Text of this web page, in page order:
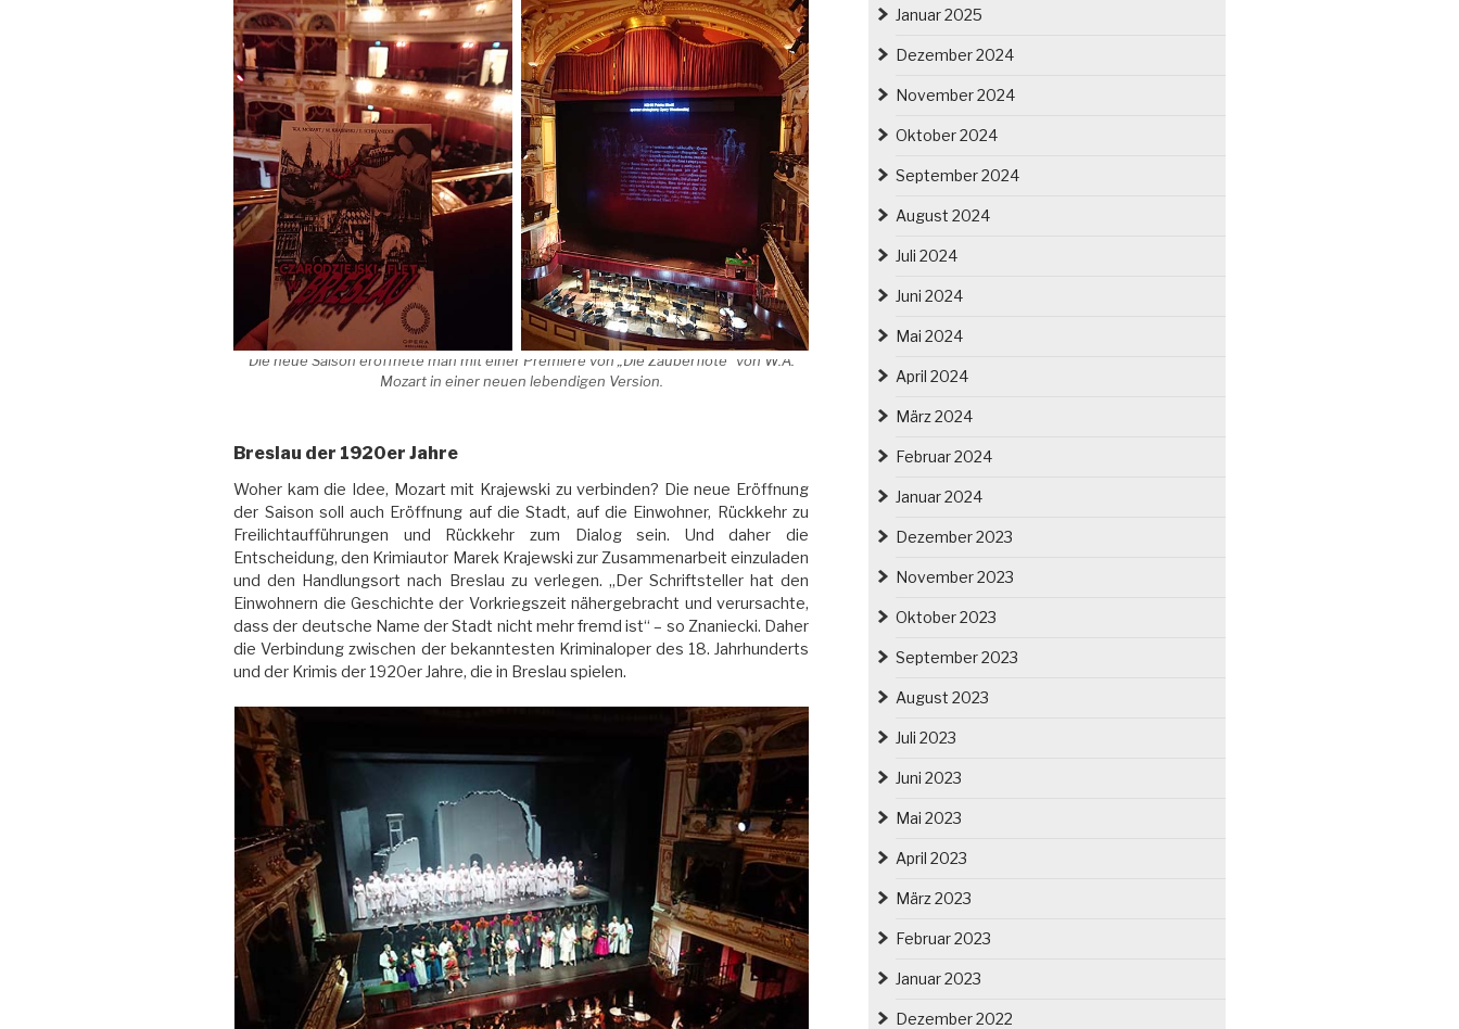
Die neue Saison eröffnete man mit einer Premiere von „Die Zauberflöte“ von W.A.
Mozart in einer neuen lebendigen Version.
Breslau der 1920er Jahre
Woher kam die Idee, Mozart mit Krajewski zu verbinden? Die neue Eröffnung
der Saison soll auch Eröffnung auf die Stadt, auf die Einwohner, Rückkehr zu
Freilichtaufführungen und Rückkehr zum Dialog sein. Und daher die
Entscheidung, den Krimiautor Marek Krajewski zur Zusammenarbeit einzuladen
und den Handlungsort nach Breslau zu verlegen. „Der Schriftsteller hat den
Einwohnern die Geschichte der Vorkriegszeit nähergebracht und verursachte,
dass der deutsche Name der Stadt nicht mehr fremd ist“ – so Znaniecki. Daher
die Verbindung zwischen der bekanntesten Kriminaloper des 18. Jahrhunderts
und der Krimis der 1920er Jahre, die in Breslau spielen.
Januar 2025
Dezember 2024
November 2024
Oktober 2024
September 2024
August 2024
Juli 2024
Juni 2024
Mai 2024
April 2024
März 2024
Februar 2024
Januar 2024
Dezember 2023
November 2023
Oktober 2023
September 2023
August 2023
Juli 2023
Juni 2023
Mai 2023
April 2023
März 2023
Februar 2023
Januar 2023
Dezember 2022